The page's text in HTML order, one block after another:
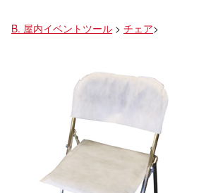
B. 屋内イベントツール> チェア>